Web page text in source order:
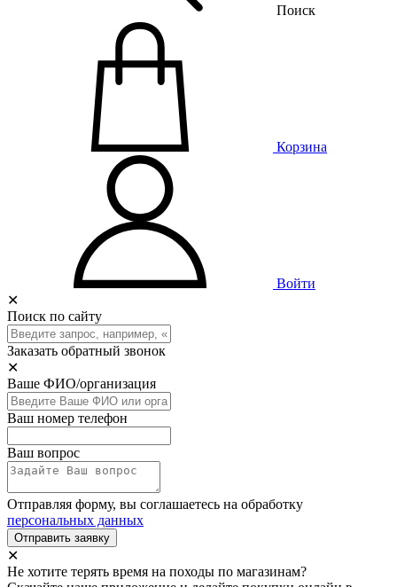
Поиск
Корзина
Войти
✕
Поиск по сайту
Заказать обратный звонок
✕
Ваше ФИО/организация
Ваш номер телефон
Ваш вопрос
Отправляя форму, вы соглашаетесь на обработку
персональных данных
Отправить заявку
✕
Не хотите терять время на походы по магазинам?